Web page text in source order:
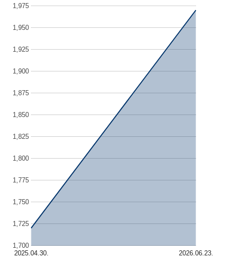
2025.04.30. 2026.06.23.
1,700
1,725
1,750
1,775
1,800
1,825
1,850
1,875
1,900
1,925
1,950
1,975